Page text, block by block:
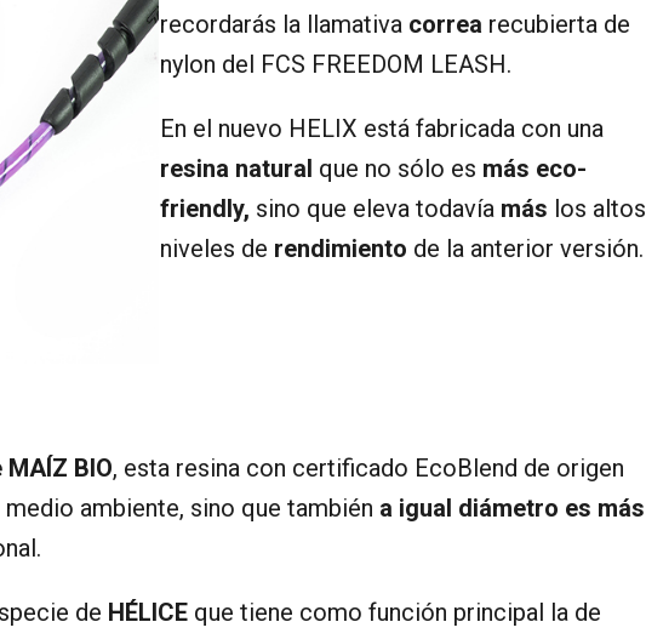
recordarás la llamativa correa recubierta de
nylon del FCS FREEDOM LEASH.
En el nuevo HELIX está fabricada con una
resina natural que no sólo es más eco-
friendly, sino que eleva todavía más los altos
niveles de rendimiento de la anterior versión.
MAÍZ BIO, esta resina con certificado EcoBlend de origen
ambiente, sino que también a igual diámetro es más
de HÉLICE que tiene como función principal la de